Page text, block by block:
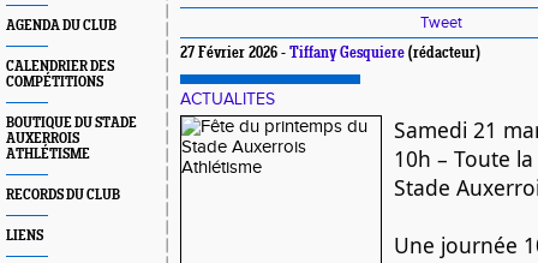
AGENDA DU CLUB
CALENDRIER DES
COMPÉTITIONS
BOUTIQUE DU STADE
AUXERROIS
ATHLÉTISME
RECORDS DU CLUB
LIENS
Tweet
27 Février 2026 - Tiffany Gesquiere (rédacteur)
ACTUALITES
Samedi 21
10h – Toute
Stade
Une journée